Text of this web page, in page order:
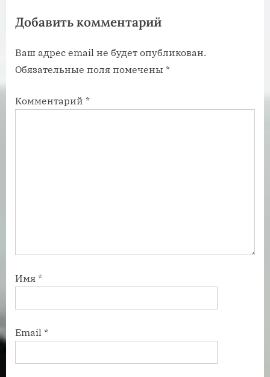
з
п
и
ь
з
п
и
Добавить комментарий
Ваш адрес email не будет опубликован.
Обязательные поля помечены *
Комментарий *
Имя *
Email *